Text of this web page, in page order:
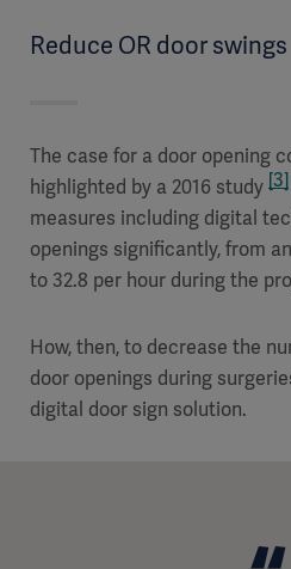
Reduce OR door swings
The case for a door opening
highlighted by a 2016 study [3]
measures including digital
openings significantly, from
to 32.8 per hour during the
How, then, to decrease the
door openings during
digital door sign solution.